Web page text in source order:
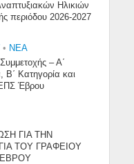
Ηλικιών
περιόδου 2026-2027
• NEA
– Α΄
Β΄ Κατηγορία και
Έβρου
ΓΙΑ ΤΗΝ
ΤΟΥ ΓΡΑΦΕΙΟΥ
ΕΒΡΟΥ